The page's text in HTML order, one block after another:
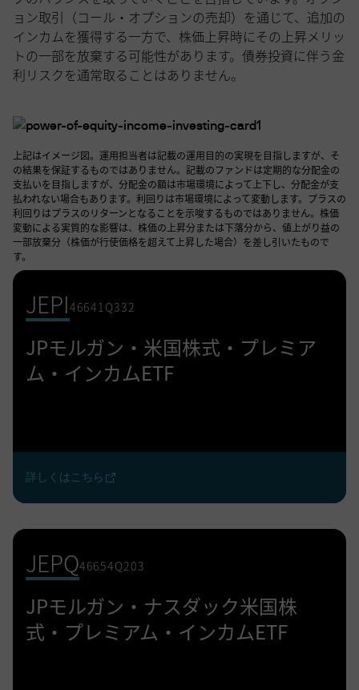
ョン取引（コール・オプションの売却）を通じて、追加の
インカムを獲得する一方で、株価上昇時にその上昇メリッ
トの一部を放棄する可能性があります。債券投資に伴う金
利リスクを通常取ることはありません。
上記はイメージ図。運用担当者は記載の運用目的の実現を目指しますが、そ
の結果を保証するものではありません。記載のファンドは定期的な分配金の
支払いを目指しますが、分配金の額は市場環境によって上下し、分配金が支
払われない場合もあります。利回りは市場環境によって変動します。プラスの
利回りはプラスのリターンとなることを示唆するものではありません。株価
変動による実質的な影響は、株価の上昇分または下落分から、値上がり益の
一部放棄分（株価が行使価格を超えて上昇した場合）を差し引いたもので
す。
JEPI46641Q332
JPモルガン・米国株式・プレミア
ム・インカムETF
詳しくはこちら
JEPQ46654Q203
JPモルガン・ナスダック米国株
式・プレミアム・インカムETF